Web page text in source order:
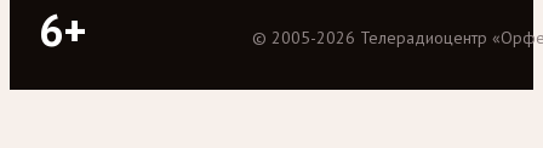
6+ © 2005-2026 Телерадиоцентр